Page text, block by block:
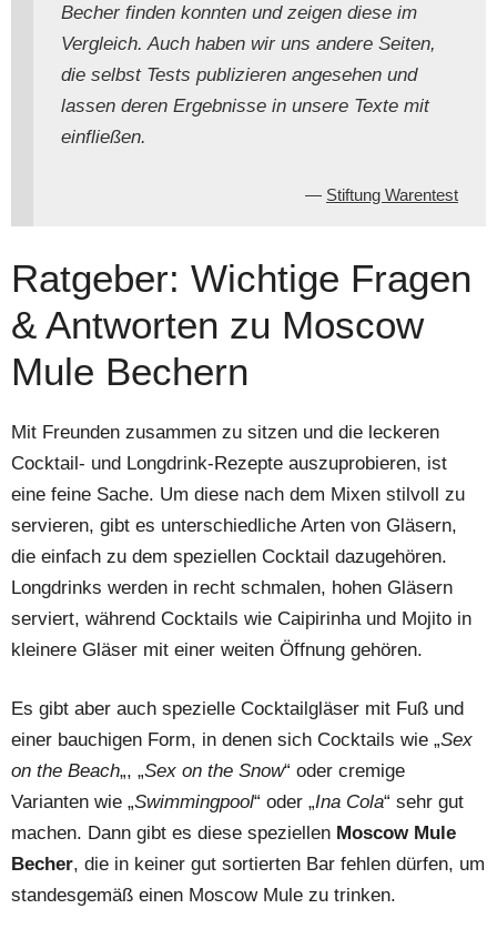
Becher finden konnten und zeigen diese im
Vergleich. Auch haben wir uns andere Seiten,
die selbst Tests publizieren angesehen und
lassen deren Ergebnisse in unsere Texte mit
einfließen.
Stiftung Warentest
Ratgeber: Wichtige Fragen
& Antworten zu Moscow
Mule Bechern
Mit Freunden zusammen zu sitzen und die leckeren
Cocktail- und Longdrink-Rezepte auszuprobieren, ist
eine feine Sache. Um diese nach dem Mixen stilvoll zu
servieren, gibt es unterschiedliche Arten von Gläsern,
die einfach zu dem speziellen Cocktail dazugehören.
Longdrinks werden in recht schmalen, hohen Gläsern
serviert, während Cocktails wie Caipirinha und Mojito in
kleinere Gläser mit einer weiten Öffnung gehören.
Es gibt aber auch spezielle Cocktailgläser mit Fuß und
einer bauchigen Form, in denen sich Cocktails wie „Sex
on the Beach„, „Sex on the Snow“ oder cremige
Varianten wie „Swimmingpool“ oder „Ina Cola“ sehr gut
machen. Dann gibt es diese speziellen Moscow Mule
Becher, die in keiner gut sortierten Bar fehlen dürfen, um
standesgemäß einen Moscow Mule zu trinken.